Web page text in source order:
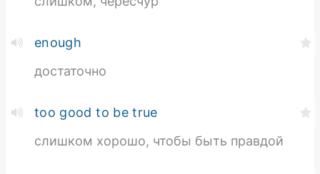
enough
достаточно
too good to be true
слишком хорошо, чтобы быть правдой